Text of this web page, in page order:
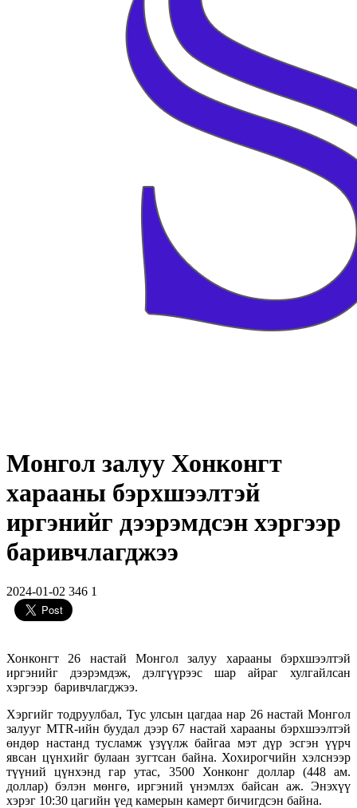
Монгол залуу Хонконгт
харааны бэрхшээлтэй
иргэнийг дээрэмдсэн хэргээр
баривчлагджээ
2024-01-02 346 1
Хонконгт 26 настай Монгол залуу харааны бэрхшээлтэй
иргэнийг дээрэмдэж, дэлгүүрээс шар айраг хулгайлсан
хэргээр баривчлагджээ.
Хэргийг тодруулбал, Тус улсын цагдаа нар 26 настай Монгол
залууг MTR-ийн буудал дээр 67 настай харааны бэрхшээлтэй
өндөр настанд тусламж үзүүлж байгаа мэт дүр эсгэн үүрч
явсан цүнхийг булаан зугтсан байна. Хохирогчийн хэлснээр
түүний цүнхэнд гар утас, 3500 Хонконг доллар (448 ам.
доллар) бэлэн мөнгө, иргэний үнэмлэх байсан аж. Энэхүү
хэрэг 10:30 цагийн үед камерын камерт бичигдсэн байна.